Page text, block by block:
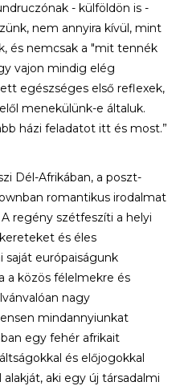
- külföldön is -
nem annyira kívül, mint
és nemcsak a "mit tennék
vajon mindig elég
egészséges első reflexek,
menekülünk-e általuk.
házi feladatot itt és most.”
Dél-Afrikában, a poszt-
romantikus irodalmat
regény szétfeszíti a helyi
és éles
európaiságunk
a közös félelmekre és
nagy
mindannyiunkat
egy fehér afrikait
és előjogokkal
aki egy új társadalmi